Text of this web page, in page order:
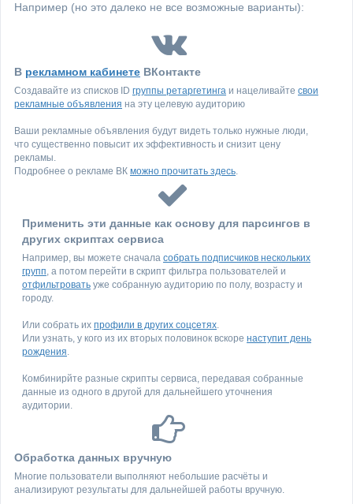
Например (но это далеко не все возможные варианты):
В рекламном кабинете ВКонтакте
Создавайте из списков ID группы ретаргетинга и нацеливайте свои
рекламные объявления на эту целевую аудиторию
Ваши рекламные объявления будут видеть только нужные люди,
что существенно повысит их эффективность и снизит цену
рекламы.
Подробнее о рекламе ВК можно прочитать здесь.
Применить эти данные как основу для парсингов в
других скриптах сервиса
Например, вы можете сначала собрать подписчиков нескольких
групп, а потом перейти в скрипт фильтра пользователей и
отфильтровать уже собранную аудиторию по полу, возрасту и
городу.
Или собрать их профили в других соцсетях.
Или узнать, у кого из их вторых половинок вскоре наступит день
рождения.
Комбинирйте разные скрипты сервиса, передавая собранные
данные из одного в другой для дальнейшего уточнения
аудитории.
Обработка данных вручную
Многие пользователи выполняют небольшие расчёты и
анализируют результаты для дальнейшей работы вручную.